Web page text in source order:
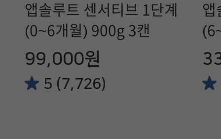
앱솔루트 센서티브 1단계
(0~6개월) 900g 3캔
99,000원
5 (7,726)
앱